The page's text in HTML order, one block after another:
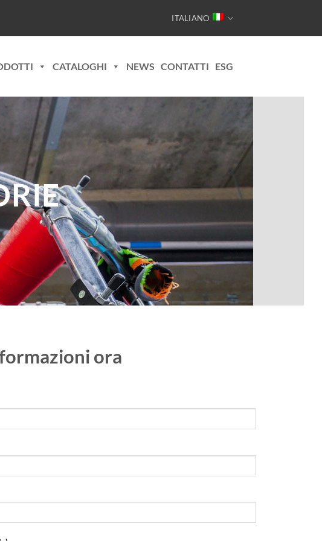
ITALIANO
CATALOGHI NEWS CONTATTI ESG
ora